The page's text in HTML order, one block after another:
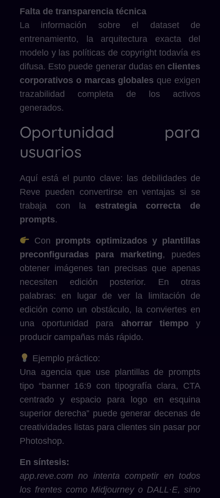
Falta de transparencia técnica
La información sobre el dataset de
entrenamiento, la arquitectura exacta del
modelo y las políticas de copyright todavía es
difusa. Esto puede generar dudas en clientes
corporativos o marcas globales que exigen
trazabilidad completa de los activos
generados.
Oportunidad para
usuarios
Aquí está el punto clave: las debilidades de
Reve pueden convertirse en ventajas si se
trabaja con la estrategia correcta de
prompts.
Con prompts optimizados y plantillas
preconfiguradas para marketing, puedes
obtener imágenes tan precisas que apenas
necesiten edición posterior. En otras
palabras: en lugar de ver la limitación de
edición como un obstáculo, la conviertes en
una oportunidad para ahorrar tiempo y
producir campañas más rápido.
Ejemplo práctico:
Una agencia que use plantillas de prompts
tipo “banner 16:9 con tipografía clara, CTA
centrado y espacio para logo en esquina
superior derecha” puede generar decenas de
creatividades listas para clientes sin pasar por
Photoshop.
En síntesis:
app.reve.com no intenta competir en todos
los frentes como Midjourney o DALL·E, sino